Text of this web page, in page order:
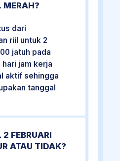
MERAH?
dari
riil untuk 2
jatuh pada
jam kerja
aktif sehingga
tanggal
FEBRUARI
ATAU TIDAK?